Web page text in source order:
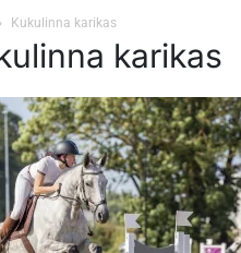
Kukulinna karikas
karikas